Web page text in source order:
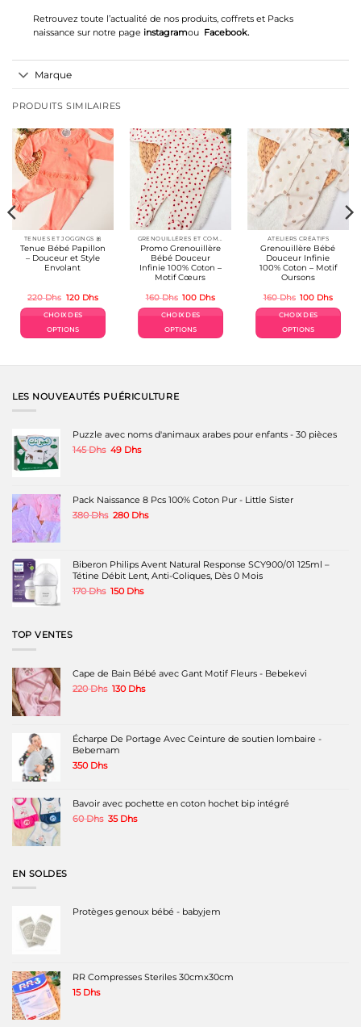
Retrouvez toute l’actualité de nos produits, coffrets et Packs
naissance sur notre page instagramou Facebook.
Marque
PRODUITS SIMILAIRES
TENUES ET JOGGINGS 🎀
Tenue Bébé Papillon
– Douceur et Style
Envolant
220Dhs Le
initial
était :
220 Dhs.
120 DhsLe
actuel
CHOIX DES
OPTIONS
a
variations.
être
choisies
produit
GRENOUILLÉRES ET COMBINAISONS COTON
Promo Grenouillère
Bébé Douceur
Infinie 100% Coton –
Motif Cœurs
160Dhs Le
initial
était :
160 Dhs.
100 DhsLe
actuel
CHOIX DES
OPTIONS
a
être
du
ATELIERS CRÉATIFS
Grenouillère Bébé
Douceur Infinie
100% Coton – Motif
Oursons
160Dhs Le
initial
était :
160 Dhs.
100 DhsLe
actuel
CHOIX DES
OPTIONS
a
être
LES NOUVEAUTÉS PUÉRICULTURE
Puzzle avec noms d'animaux arabes pour enfants - 30 pièces
145Dhs Le
145 Dhs.
49 DhsLe
49 Dhs.
Pack Naissance 8 Pcs 100% Coton Pur - Little Sister
380Dhs Le
380 Dhs.
280 DhsLe
280 Dhs.
Biberon Philips Avent Natural Response SCY900/01 125ml –
Tétine Débit Lent, Anti-Coliques, Dès 0 Mois
170Dhs Le
150 DhsLe
TOP VENTES
Cape de Bain Bébé avec Gant Motif Fleurs - Bebekevi
220Dhs Le
130 DhsLe
Écharpe De Portage Avec Ceinture de soutien lombaire -
Bebemam
350 Dhs
Bavoir avec pochette en coton hochet bip intégré
60Dhs Le
35 DhsLe
EN SOLDES
Protèges genoux bébé - babyjem
RR Compresses Steriles 30cmx30cm
15 Dhs